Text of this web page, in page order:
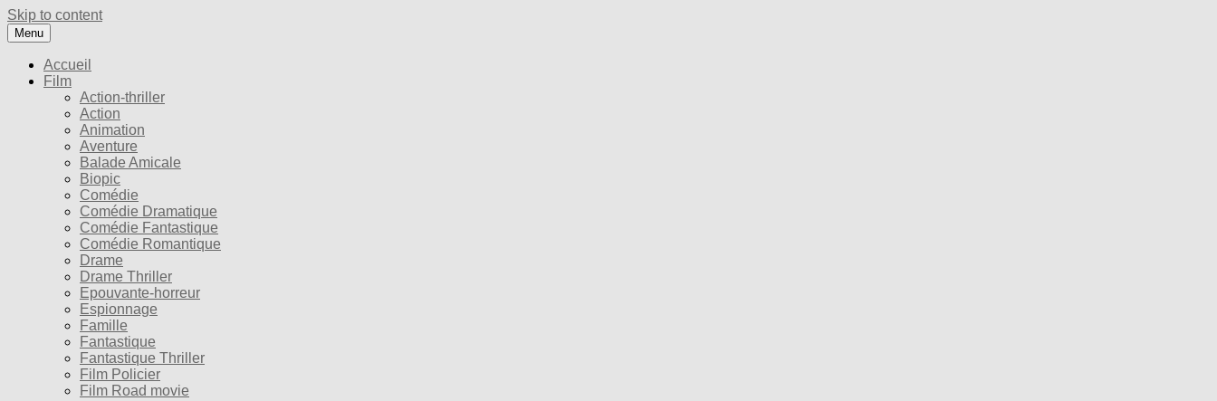
Skip to content
Menu
Accueil
Film
Action-thriller
Action
Animation
Aventure
Balade Amicale
Biopic
Comédie
Comédie Dramatique
Comédie Fantastique
Comédie Romantique
Drame
Drame Thriller
Epouvante-horreur
Espionnage
Famille
Fantastique
Fantastique Thriller
Film Policier
Film Road movie